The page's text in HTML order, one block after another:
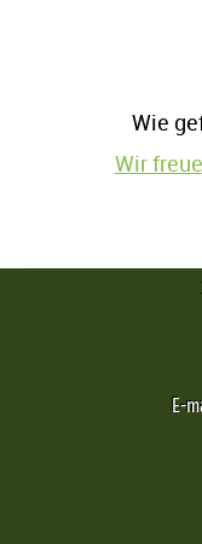
Wie
Wir
E-